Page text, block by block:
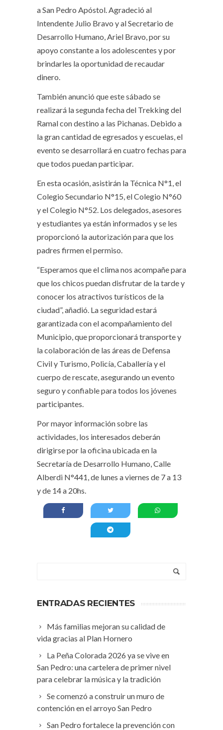
a San Pedro Apóstol. Agradeció al
Intendente Julio Bravo y al Secretario de
Desarrollo Humano, Ariel Bravo, por su
apoyo constante a los adolescentes y por
brindarles la oportunidad de recaudar
dinero.
También anunció que este sábado se
realizará la segunda fecha del Trekking del
Ramal con destino a las Pichanas. Debido a
la gran cantidad de egresados y escuelas, el
evento se desarrollará en cuatro fechas para
que todos puedan participar.
En esta ocasión, asistirán la Técnica N°1, el
Colegio Secundario N°15, el Colegio N°60
y el Colegio N°52. Los delegados, asesores
y estudiantes ya están informados y se les
proporcionó la autorización para que los
padres firmen el permiso.
“Esperamos que el clima nos acompañe para
que los chicos puedan disfrutar de la tarde y
conocer los atractivos turísticos de la
ciudad”, añadió. La seguridad estará
garantizada con el acompañamiento del
Municipio, que proporcionará transporte y
la colaboración de las áreas de Defensa
Civil y Turismo, Policía, Caballería y el
cuerpo de rescate, asegurando un evento
seguro y confiable para todos los jóvenes
participantes.
Por mayor información sobre las
actividades, los interesados deberán
dirigirse por la oficina ubicada en la
Secretaría de Desarrollo Humano, Calle
Alberdi N°441, de lunes a viernes de 7 a 13
y de 14 a 20hs.
ENTRADAS RECIENTES
Más familias mejoran su calidad de
vida gracias al Plan Hornero
La Peña Colorada 2026 ya se vive en
San Pedro: una cartelera de primer nivel
para celebrar la música y la tradición
Se comenzó a construir un muro de
contención en el arroyo San Pedro
San Pedro fortalece la prevención con